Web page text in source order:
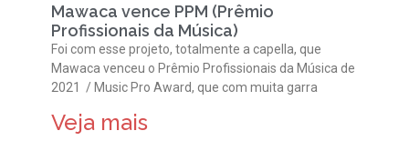
Mawaca vence PPM (Prêmio
Profissionais da Música)
Foi com esse projeto, totalmente a capella, que
Mawaca venceu o Prêmio Profissionais da Música de
2021 / Music Pro Award, que com muita garra
Veja mais